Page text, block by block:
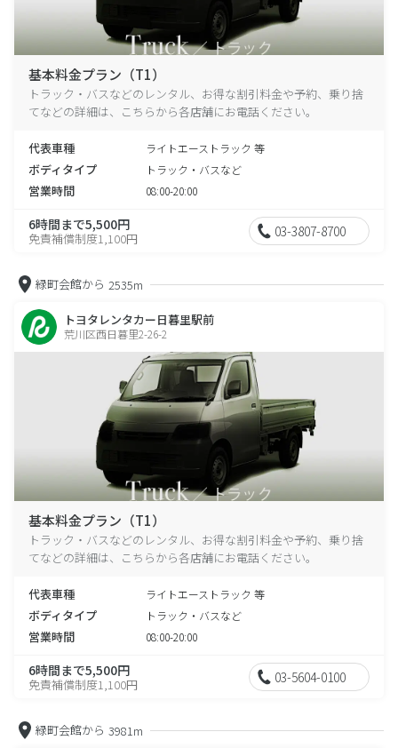
基本料金プラン（T1）
トラック・バスなどのレンタル、お得な割引料金や予約、乗り捨
てなどの詳細は、こちらから各店舗にお電話ください。
代表車種 ライトエーストラック 等
ボディタイプ トラック・バスなど
営業時間 08:00-20:00
6時間まで5,500円
免責補償制度1,100円 03-3807-8700
緑町会館から 2535m
トヨタレンタカー日暮里駅前
荒川区西日暮里2-26-2
基本料金プラン（T1）
トラック・バスなどのレンタル、お得な割引料金や予約、乗り捨
てなどの詳細は、こちらから各店舗にお電話ください。
代表車種 ライトエーストラック 等
ボディタイプ トラック・バスなど
営業時間 08:00-20:00
6時間まで5,500円
免責補償制度1,100円 03-5604-0100
緑町会館から 3981m